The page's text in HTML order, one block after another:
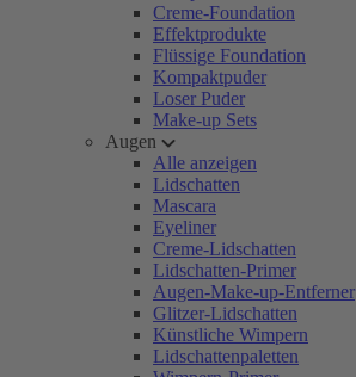
Creme-Foundation
Effektprodukte
Flüssige Foundation
Kompaktpuder
Loser Puder
Make-up Sets
Augen
Alle anzeigen
Lidschatten
Mascara
Eyeliner
Creme-Lidschatten
Lidschatten-Primer
Augen-Make-up-Entferner
Glitzer-Lidschatten
Künstliche Wimpern
Lidschattenpaletten